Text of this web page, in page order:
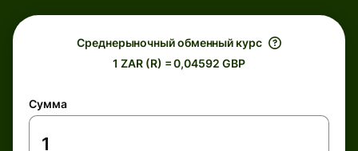
Среднерыночный обменный курс
1 ZAR (R) = 0,04592 GBP
Сумма